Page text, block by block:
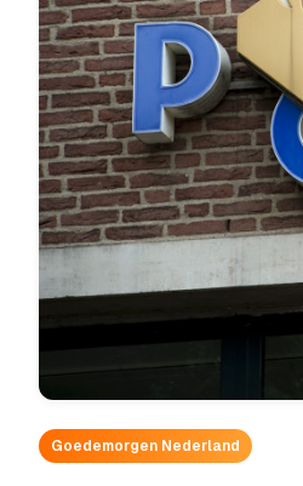
Goedemorgen Nederland